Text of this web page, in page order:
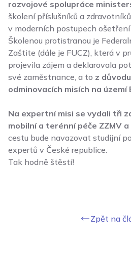
rozvojové spolupráce
školení příslušníků a
v moderních postupech
Školenou protistranou je
Zaštite (dále je FUCZ), která v
projevila zájem a deklarovala
své zaměstnance, a to z
odminovacích misích na území
Na expertní misi se vydali tři
mobilní a terénní péče ZZMV
cestu bude navazovat studijní
expertů v České republice.
Tak hodně štěstí!
Zpět na